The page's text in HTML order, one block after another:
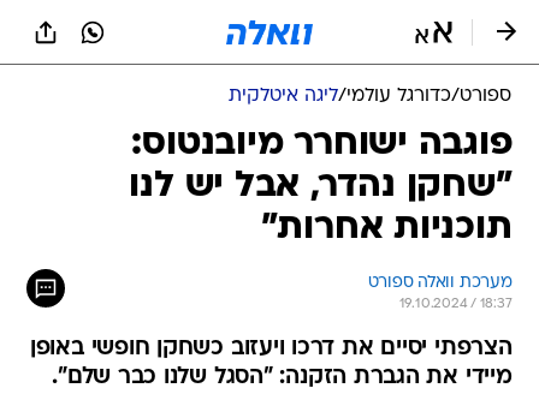
ספורט/כדורגל עולמי/ליגה איטלקית
פוגבה ישוחרר מיובנטוס:
"שחקן נהדר, אבל יש לנו
תוכניות אחרות"
מערכת וואלה ספורט
19.10.2024 / 18:37
הצרפתי יסיים את דרכו ויעזוב כשחקן חופשי באופן
מיידי את הגברת הזקנה: "הסגל שלנו כבר שלם".